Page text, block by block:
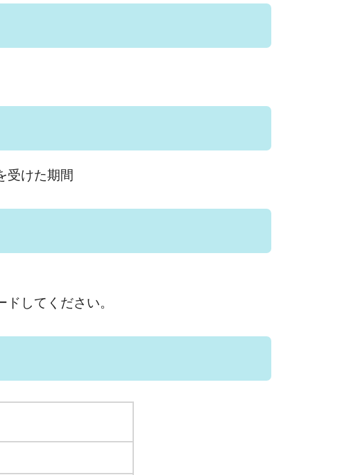
受けた期間
してください。